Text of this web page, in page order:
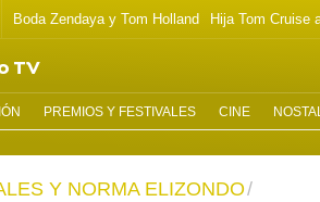
Boda Zendaya y Tom Holland Hija Tom Cruise
TV
PREMIOS Y FESTIVALES CINE
Y NORMA ELIZONDO